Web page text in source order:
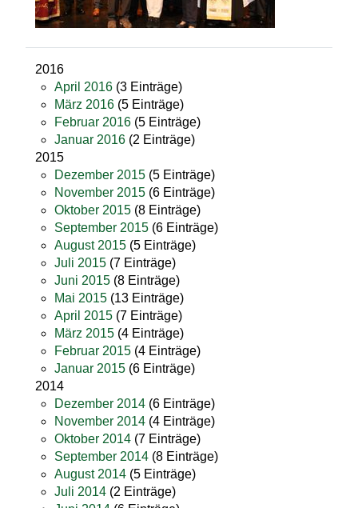
2016
April 2016 (3 Einträge)
März 2016 (5 Einträge)
Februar 2016 (5 Einträge)
Januar 2016 (2 Einträge)
2015
Dezember 2015 (5 Einträge)
November 2015 (6 Einträge)
Oktober 2015 (8 Einträge)
September 2015 (6 Einträge)
August 2015 (5 Einträge)
Juli 2015 (7 Einträge)
Juni 2015 (8 Einträge)
Mai 2015 (13 Einträge)
April 2015 (7 Einträge)
März 2015 (4 Einträge)
Februar 2015 (4 Einträge)
Januar 2015 (6 Einträge)
2014
Dezember 2014 (6 Einträge)
November 2014 (4 Einträge)
Oktober 2014 (7 Einträge)
September 2014 (8 Einträge)
August 2014 (5 Einträge)
Juli 2014 (2 Einträge)